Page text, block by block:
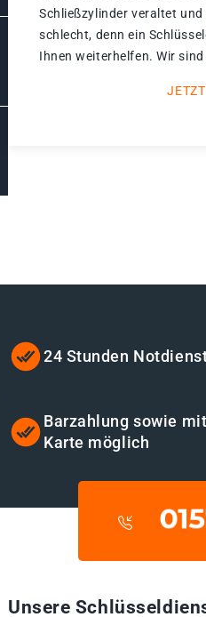
Schließzylinder veraltet und
schlecht, denn ein
Ihnen weiterhelfen. Wir
24 Stunden
Barzahlung sowie mit
Karte möglich
Unsere